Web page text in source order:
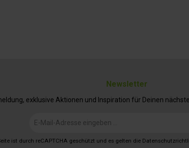
Newsletter
exklusive Aktionen und Inspiration für Deinen
Mail-
ist durch reCAPTCHA geschützt und es gelten die